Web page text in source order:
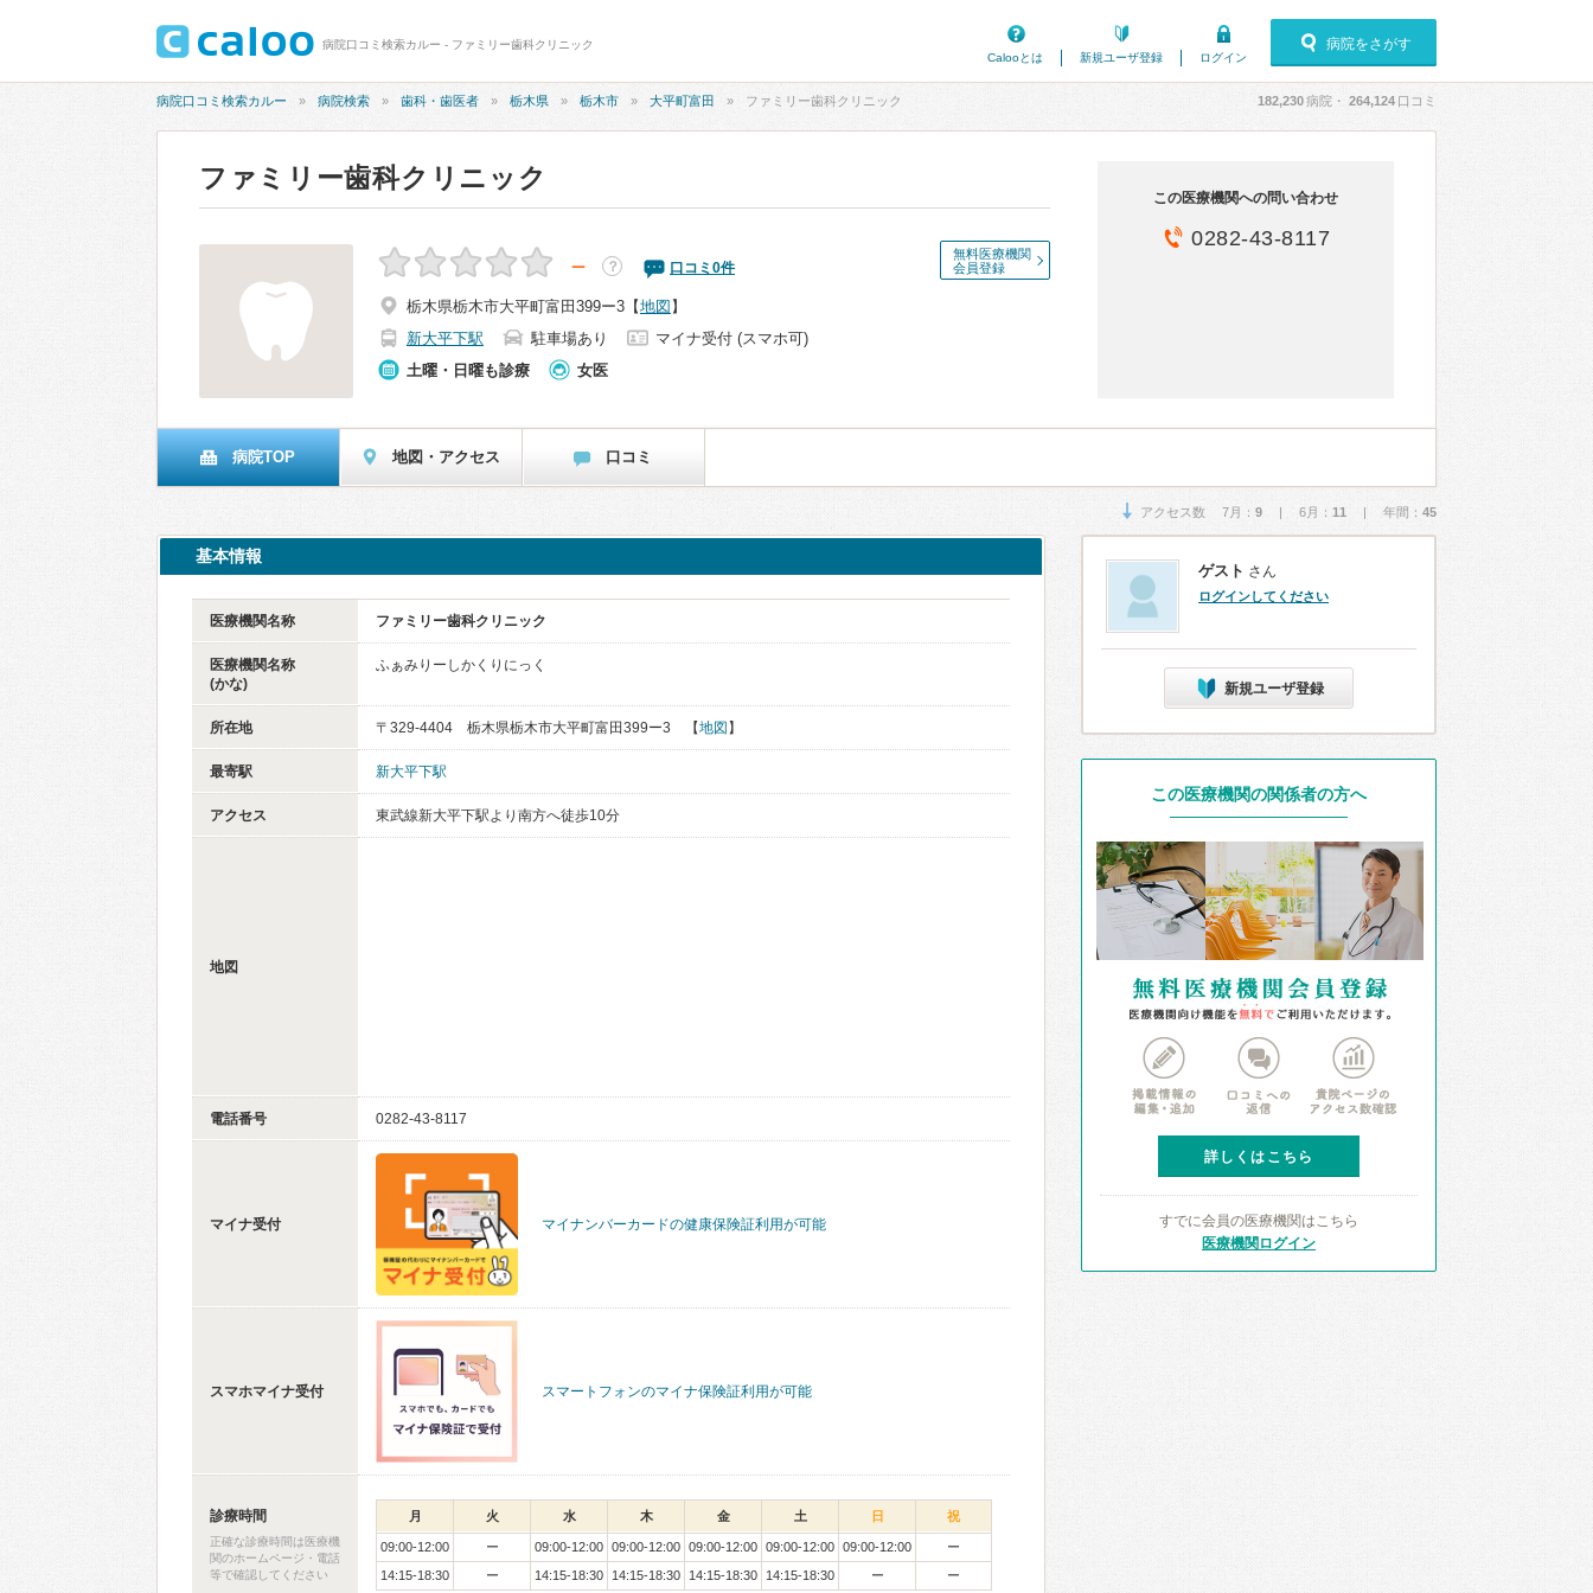
病院口コミ検索カルー - ファミリー歯科クリニック
Calooとは
新規ユーザ登録 ログイン
病院をさがす
病院口コミ検索カルー 病院検索 歯科・歯医者 栃木県 栃木市 大平町富田 ファミリー歯科クリニック 182,230病院・ 264,124 口コミ
ファミリー歯科クリニック
無料医療機関
会員登録
－ ？ 口コミ 0件
栃木県栃木市大平町富田399ー3 【地図 】
新大平下駅
駐車場あり
マイナ受付 (スマホ可)
土曜・日曜も診療
女医
この医療機関への問い合わせ
0282-43-8117
病院TOP 地図・アクセス 口コミ
アクセス数 7月： 9 | 6月： 11 | 年間： 45
基本情報
医療機関名称 ファミリー歯科クリニック
医療機関名称
(かな)
ふぁみりーしかくりにっく
所在地 〒329-4404 栃木県栃木市大平町富田399ー3 【地図 】
最寄駅 新大平下駅
アクセス 東武線新大平下駅より南方へ徒歩10分
地図
電話番号 0282-43-8117
マイナ受付 マイナンバーカードの健康保険証利用が可能
スマホマイナ受付 スマートフォンのマイナ保険証利用が可能
診療時間
正確な診療時間は医療機
関のホームページ・電話
等で確認してください
月 火 水 木 金 土 日 祝
09:00-12:00 ー 09:00-12:00 09:00-12:00 09:00-12:00 09:00-12:00 09:00-12:00
ー
14:15-18:30
ー 14:15-18:30 14:15-18:30 14:15-18:30 14:15-18:30 ー ー
ゲスト さん
ログインしてください
新規ユーザ登録
この医療機関の関係者の方へ
詳しくはこちら
すでに会員の医療機関はこちら
医療機関ログイン